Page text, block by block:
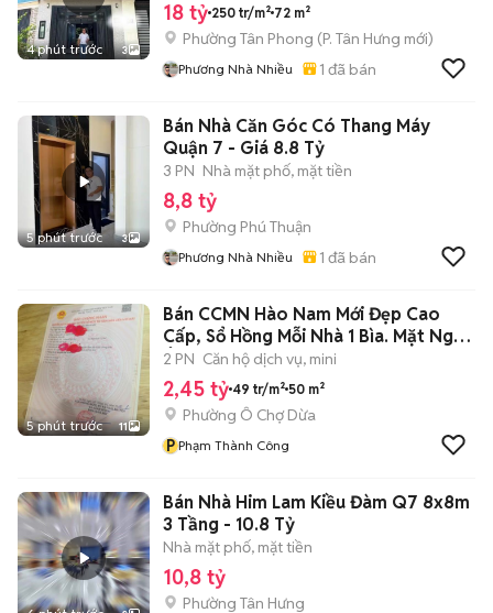
4 phút trước 3
18 tỷ 250 tr/m² 72 m²
Phường Tân Phong (P. Tân Hưng mới)
Phương Nhà Nhiều 1 đã bán
5 phút trước 3
Bán Nhà Căn Góc Có Thang Máy
Quận 7 - Giá 8.8 Tỷ
3 PN Nhà mặt phố, mặt tiền
8,8 tỷ
Phường Phú Thuận
Phương Nhà Nhiều 1 đã bán
5 phút trước 11
Bán CCMN Hào Nam Mới Đẹp Cao
Cấp, Sổ Hồng Mỗi Nhà 1 Bìa. Mặt Ngõ
Ô Tô
2 PN Căn hộ dịch vụ, mini
2,45 tỷ 49 tr/m² 50 m²
Phường Ô Chợ Dừa
P Phạm Thành Công
Bán Nhà Him Lam Kiều Đàm Q7 8x8m
3 Tầng - 10.8 Tỷ
Nhà mặt phố, mặt tiền
10,8 tỷ
Phường Tân Hưng